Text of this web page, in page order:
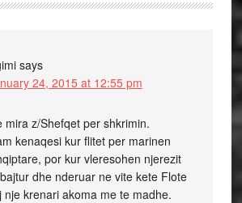
says
24, 2015 at 12:55 pm
mira z/Shefqet per shkrimin.
kenaqesi kur flitet per marinen
por kur vleresohen njerezit
dhe nderuar ne vite kete Flote
nje krenari akoma me te madhe.